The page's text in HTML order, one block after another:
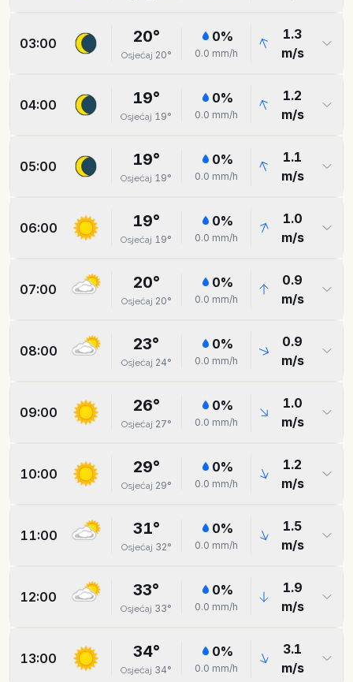
03:00 20°
Osjećaj 20°
0%
0.0 mm/h
1.3
m/s
04:00 19°
Osjećaj 19°
0%
0.0 mm/h
1.2
m/s
05:00 19°
Osjećaj 19°
0%
0.0 mm/h
1.1
m/s
06:00 19°
Osjećaj 19°
0%
0.0 mm/h
1.0
m/s
07:00 20°
Osjećaj 20°
0%
0.0 mm/h
0.9
m/s
08:00 23°
Osjećaj 24°
0%
0.0 mm/h
0.9
m/s
09:00 26°
Osjećaj 27°
0%
0.0 mm/h
1.0
m/s
10:00 29°
Osjećaj 29°
0%
0.0 mm/h
1.2
m/s
11:00 31°
Osjećaj 32°
0%
0.0 mm/h
1.5
m/s
12:00 33°
Osjećaj 33°
0%
0.0 mm/h
1.9
m/s
13:00 34°
Osjećaj 34°
0%
0.0 mm/h
3.1
m/s